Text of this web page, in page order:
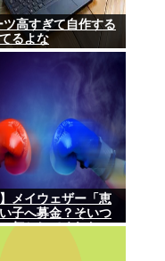
ツ高すぎて自作する
るよな
】メイウェザー「恵
子へ募金？そいつ
何かしてくれたの